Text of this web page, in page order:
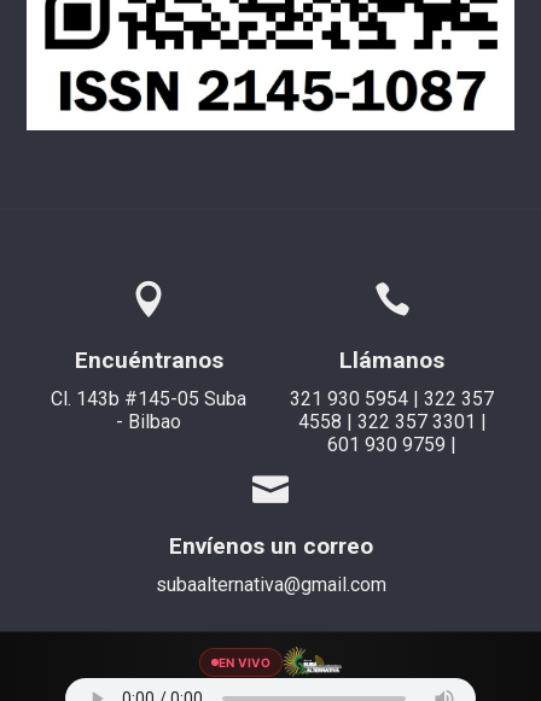
Encuéntranos
Cl. 143b #145-05 Suba
- Bilbao
Llámanos
321 930 5954 | 322 357
4558 | 322 357 3301 |
601 930 9759 |
Envíenos un correo
subaalternativa@gmail.com
© 2021 Suba Alternativa. Todos los derechos reservados.
EN VIVO